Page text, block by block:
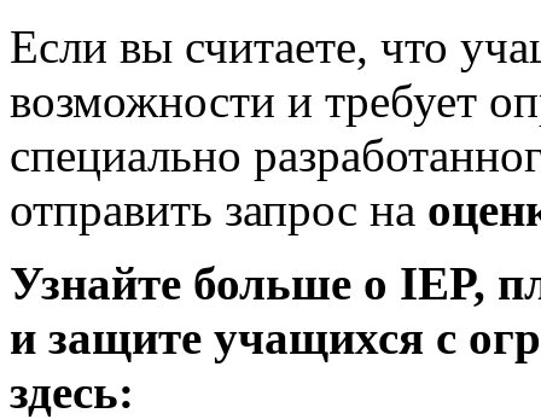
Если вы считаете, что
возможности и требует
специально
отправить запрос на
Узнайте больше о IEP,
и защите учащихся с
здесь: